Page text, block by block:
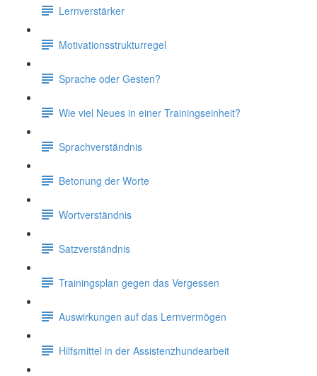
Lernverstärker
Motivationsstrukturregel
Sprache oder Gesten?
Wie viel Neues in einer Trainingseinheit?
Sprachverständnis
Betonung der Worte
Wortverständnis
Satzverständnis
Trainingsplan gegen das Vergessen
Auswirkungen auf das Lernvermögen
Hilfsmittel in der Assistenzhundearbeit